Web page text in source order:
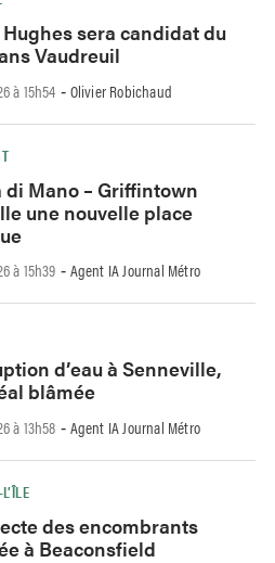
Hughes sera candidat du
Vaudreuil
à 15h54 - Olivier Robichaud
di Mano – Griffintown
une nouvelle place
à 15h39 - Agent IA Journal Métro
d’eau à Senneville,
blâmée
à 13h58 - Agent IA Journal Métro
des encombrants
à Beaconsfield